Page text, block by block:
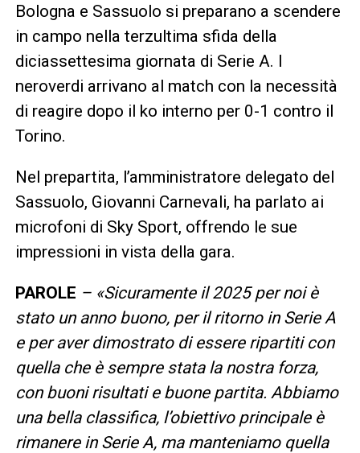
Bologna e Sassuolo si preparano a scendere
in campo nella terzultima sfida della
diciassettesima giornata di Serie A. I
neroverdi arrivano al match con la necessità
di reagire dopo il ko interno per 0-1 contro il
Torino.
Nel prepartita, l’amministratore delegato del
Sassuolo, Giovanni Carnevali, ha parlato ai
microfoni di Sky Sport, offrendo le sue
impressioni in vista della gara.
PAROLE – «Sicuramente il 2025 per noi è
stato un anno buono, per il ritorno in Serie A
e per aver dimostrato di essere ripartiti con
quella che è sempre stata la nostra forza,
con buoni risultati e buone partita. Abbiamo
una bella classifica, l’obiettivo principale è
rimanere in Serie A, ma manteniamo quella